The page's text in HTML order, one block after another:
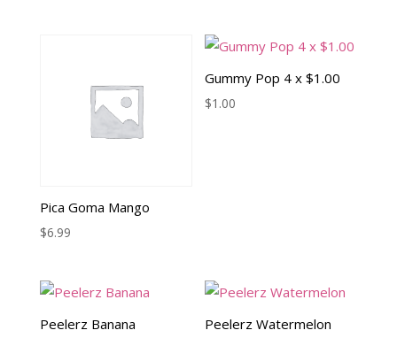
Pica Goma Mango
$6.99
Gummy Pop 4 x $1.00
$1.00
Peelerz Banana Peelerz Watermelon